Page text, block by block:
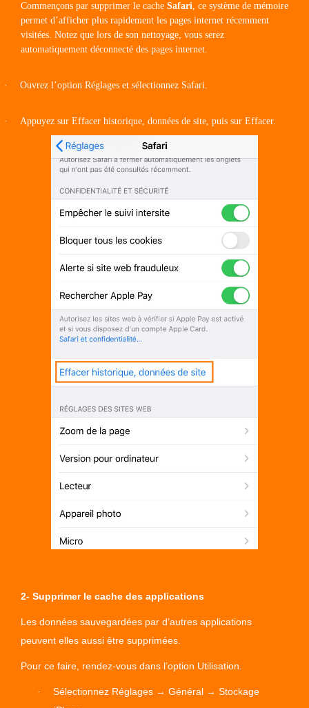
Commençons par supprimer le cache Safari, ce système de mémoire
permet d’afficher plus rapidement les pages internet récemment
visitées. Notez que lors de son nettoyage, vous serez
automatiquement déconnecté des pages internet.
· Ouvrez l’option Réglages et sélectionnez Safari.
· Appuyez sur Effacer historique, données de site, puis sur Effacer.
2- Supprimer le cache des applications
Les données sauvegardées par d’autres applications
peuvent elles aussi être supprimées.
Pour ce faire, rendez-vous dans l’option Utilisation.
·
Sélectionnez Réglages → Général → Stockage